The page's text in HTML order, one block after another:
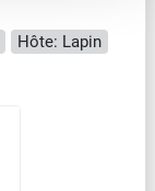
Hôte: Lapin